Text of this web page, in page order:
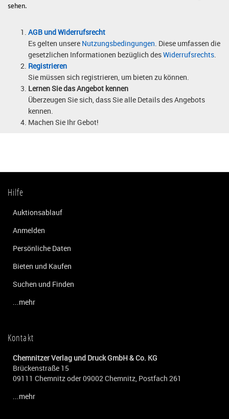
sehen.
AGB und Widerrufsrecht
Es gelten unsere Nutzungsbedingungen. Diese umfassen die
gesetzlichen Informationen bezüglich desWiderrufsrechts.
Registrieren
Sie müssen sich registrieren, um bieten zu können.
Lernen Sie das Angebot kennen
Überzeugen Sie sich, dass Sie alle Details des Angebots
kennen.
Machen Sie Ihr Gebot!
Hilfe
Auktionsablauf
Anmelden
Persönliche Daten
Bieten und Kaufen
Suchen und Finden
...mehr
Kontakt
Chemnitzer Verlag und Druck GmbH & Co. KG
Brückenstraße 15
09111 Chemnitz oder 09002 Chemnitz, Postfach 261
...mehr